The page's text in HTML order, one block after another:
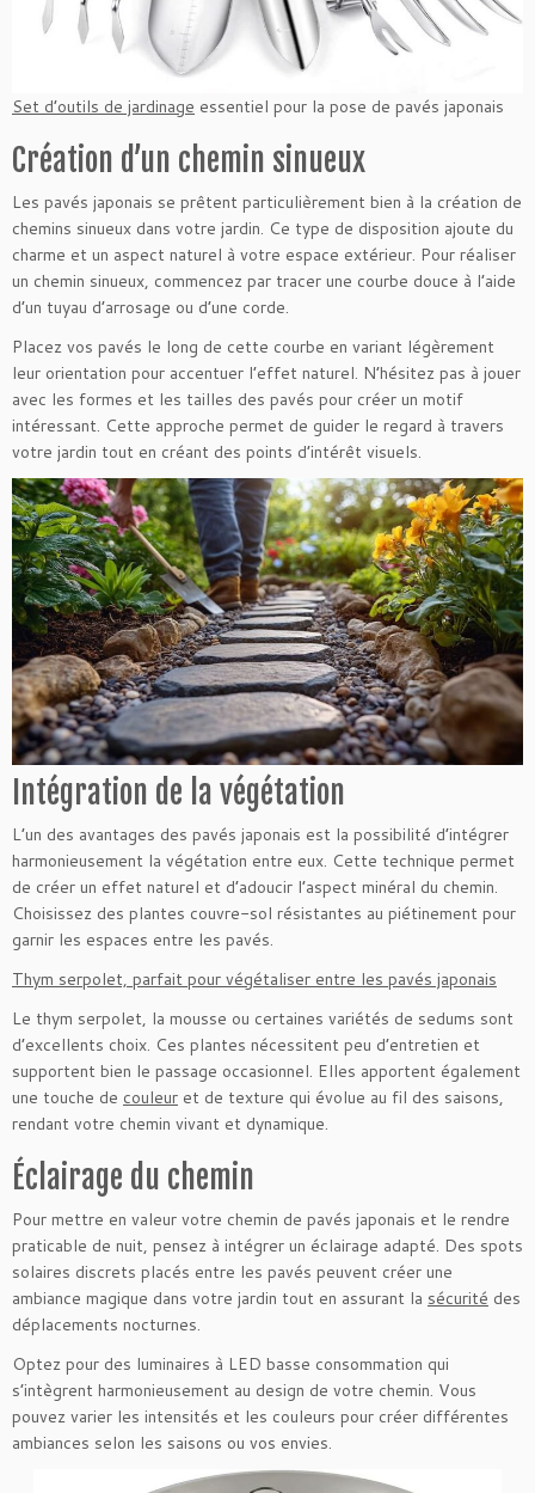
Set d’outils de jardinage essentiel pour la pose de pavés japonais
Création d’un chemin sinueux
Les pavés japonais se prêtent particulièrement bien à la création de
chemins sinueux dans votre jardin. Ce type de disposition ajoute du
charme et un aspect naturel à votre espace extérieur. Pour réaliser
un chemin sinueux, commencez par tracer une courbe douce à l’aide
d’un tuyau d’arrosage ou d’une corde.
Placez vos pavés le long de cette courbe en variant légèrement
leur orientation pour accentuer l’effet naturel. N’hésitez pas à jouer
avec les formes et les tailles des pavés pour créer un motif
intéressant. Cette approche permet de guider le regard à travers
votre jardin tout en créant des points d’intérêt visuels.
Intégration de la végétation
L’un des avantages des pavés japonais est la possibilité d’intégrer
harmonieusement la végétation entre eux. Cette technique permet
de créer un effet naturel et d’adoucir l’aspect minéral du chemin.
Choisissez des plantes couvre-sol résistantes au piétinement pour
garnir les espaces entre les pavés.
Thym serpolet, parfait pour végétaliser entre les pavés japonais
Le thym serpolet, la mousse ou certaines variétés de sedums sont
d’excellents choix. Ces plantes nécessitent peu d’entretien et
supportent bien le passage occasionnel. Elles apportent également
une touche de couleur et de texture qui évolue au fil des saisons,
rendant votre chemin vivant et dynamique.
Éclairage du chemin
Pour mettre en valeur votre chemin de pavés japonais et le rendre
praticable de nuit, pensez à intégrer un éclairage adapté. Des spots
solaires discrets placés entre les pavés peuvent créer une
ambiance magique dans votre jardin tout en assurant la sécurité des
déplacements nocturnes.
Optez pour des luminaires à LED basse consommation qui
s’intègrent harmonieusement au design de votre chemin. Vous
pouvez varier les intensités et les couleurs pour créer différentes
ambiances selon les saisons ou vos envies.